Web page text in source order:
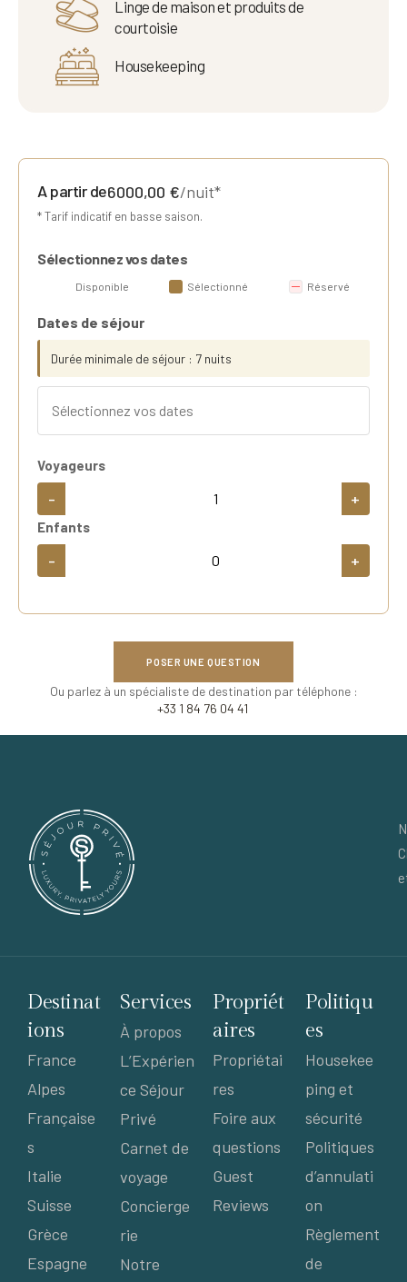
Linge de maison et produits de
courtoisie
Housekeeping
A partir de6000,00 €/nuit*
* Tarif indicatif en basse saison.
Sélectionnez vos dates
Disponible Sélectionné Réservé
Dates de séjour
Durée minimale de séjour : 7 nuits
Voyageurs
- +
Enfants
- +
POSER UNE QUESTION
Ou parlez à un spécialiste de destination par téléphone :
+33 1 84 76 04 41
Destinat
ions
France
Alpes
Française
s
Italie
Suisse
Grèce
Espagne
Services
À propos
L’Expérien
ce Séjour
Privé
Carnet de
voyage
Concierge
rie
Notre
Propriét
aires
Propriétai
res
Foire aux
questions
Guest
Reviews
Politiqu
es
Housekee
ping et
sécurité
Politiques
d’annulati
on
Règlement
de